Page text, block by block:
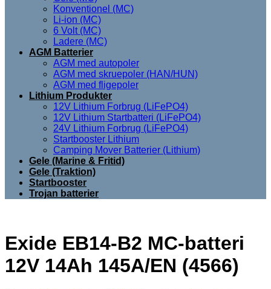
Konventionel (MC)
Li-ion (MC)
6 Volt (MC)
Ladere (MC)
AGM Batterier
AGM med autopoler
AGM med skruepoler (HAN/HUN)
AGM med fligepoler
Lithium Produkter
12V Lithium Forbrug (LiFePO4)
12V Lithium Startbatteri (LiFePO4)
24V Lithium Forbrug (LiFePO4)
Startbooster Lithium
Camping Mover Batterier (Lithium)
Gele (Marine & Fritid)
Gele (Traktion)
Startbooster
Trojan batterier
Exide EB14-B2 MC-batteri
12V 14Ah 145A/EN (4566)